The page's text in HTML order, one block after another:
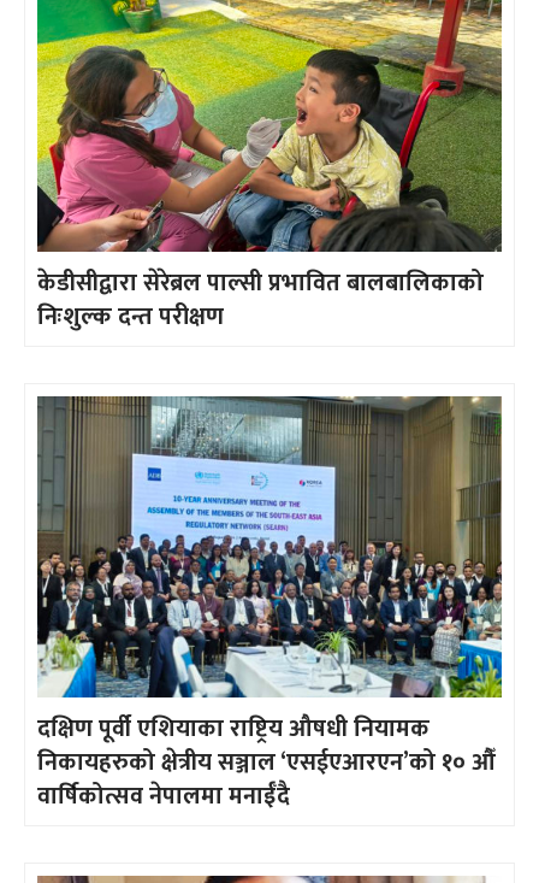
केडीसीद्वारा सेरेब्रल पाल्सी प्रभावित बालबालिकाको
निःशुल्क दन्त परीक्षण
दक्षिण पूर्वी एशियाका राष्ट्रिय औषधी नियामक
निकायहरुको क्षेत्रीय सञ्जाल ‘एसईएआरएन’को १० औँ
वार्षिकोत्सव नेपालमा मनाईँदै